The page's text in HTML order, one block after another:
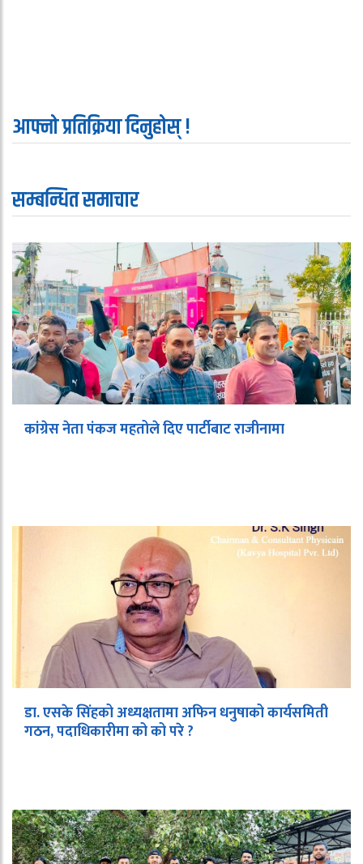
आफ्नो प्रतिक्रिया दिनुहोस् !
सम्बन्धित समाचार
कांग्रेस नेता पंकज महतोले दिए पार्टीबाट राजीनामा
डा. एसके सिंहको अध्यक्षतामा अफिन धनुषाको कार्यसमिती
गठन, पदाधिकारीमा को को परे ?